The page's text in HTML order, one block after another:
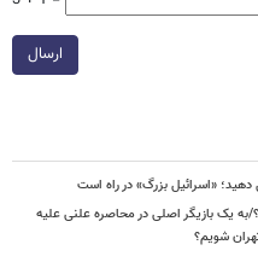
ارسال
«اسرائیل بزرگ» در راه است
به یک بازیگر اصلی در محاصره علنی علیه
شویم؟